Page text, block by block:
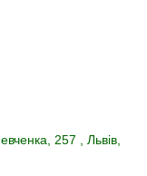
257 , Львів,